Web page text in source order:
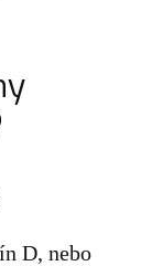
D, nebo